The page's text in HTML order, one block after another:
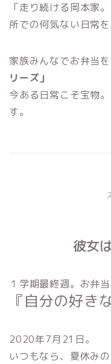
「走り続ける岡本家
所での何気ない日常を
家族みんなでお弁当
リーズ」
今ある日常こそ宝物
す。
彼女
１学期最終週。お弁
『自分の好き
2020年7月21日。
いつもなら、夏休み